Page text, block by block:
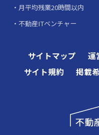
月平均残業20時間以内
不動産ITベンチャー
サイトマップ 運
サイト規約
掲載